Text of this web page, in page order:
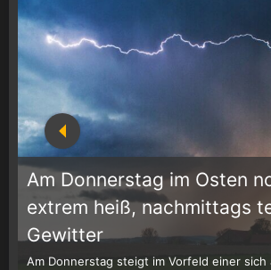
Am Donnerstag im Osten
extrem heiß, nachmittags
Gewitter
Am Donnerstag steigt im Vorfeld einer sich